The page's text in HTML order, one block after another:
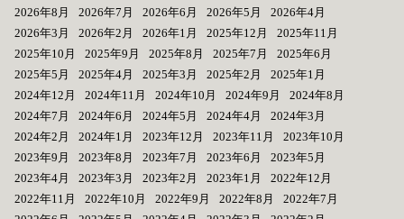
2026年8月
2026年7月 2026年6月 2026年5月
2026年4月
2026年3月
2026年2月 2026年1月 2025年12月
2025年11月
2025年10月
2025年9月 2025年8月 2025年7月
2025年6月
2025年5月
2025年4月 2025年3月 2025年2月
2025年1月
2024年12月
2024年11月 2024年10月 2024年9月
2024年8月
2024年7月
2024年6月 2024年5月 2024年4月
2024年3月
2024年2月
2024年1月 2023年12月 2023年11月
2023年10月
2023年9月
2023年8月 2023年7月 2023年6月
2023年5月
2023年4月
2023年3月 2023年2月 2023年1月
2022年12月
2022年11月
2022年10月 2022年9月 2022年8月
2022年7月